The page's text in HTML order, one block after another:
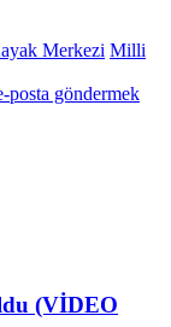
Merkezi Milli
posta göndermek
(VİDEO